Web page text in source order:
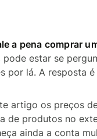
a pena comprar
pode estar se
por lá. A resposta
artigo os preços
de produtos no
ainda a conta